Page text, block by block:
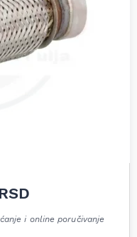
i online poručivanje